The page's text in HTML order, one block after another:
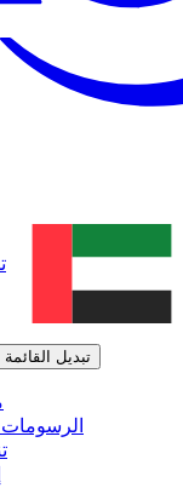
تبديل القائمة
الرسومات